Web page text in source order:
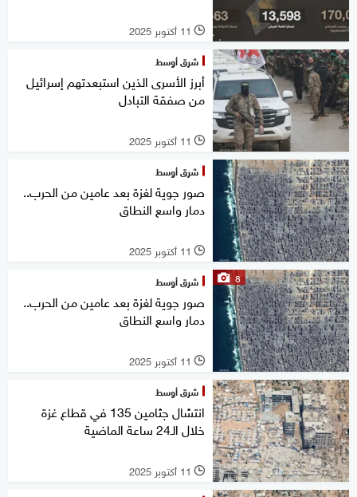
l 11 أكتوبر 2025
شرق أوسط
أبرز الأسرى الذين استبعدتهم إسرائيل
من صفقة التبادل
l 11 أكتوبر 2025
شرق أوسط
صور جوية لغزة بعد عامين من الحرب..
دمار واسع النطاق
l 11 أكتوبر 2025
8 شرق أوسط
صور جوية لغزة بعد عامين من الحرب..
دمار واسع النطاق
l 11 أكتوبر 2025
شرق أوسط
انتشال جثامين 135 في قطاع غزة
خلال الـ24 ساعة الماضية
l 11 أكتوبر 2025